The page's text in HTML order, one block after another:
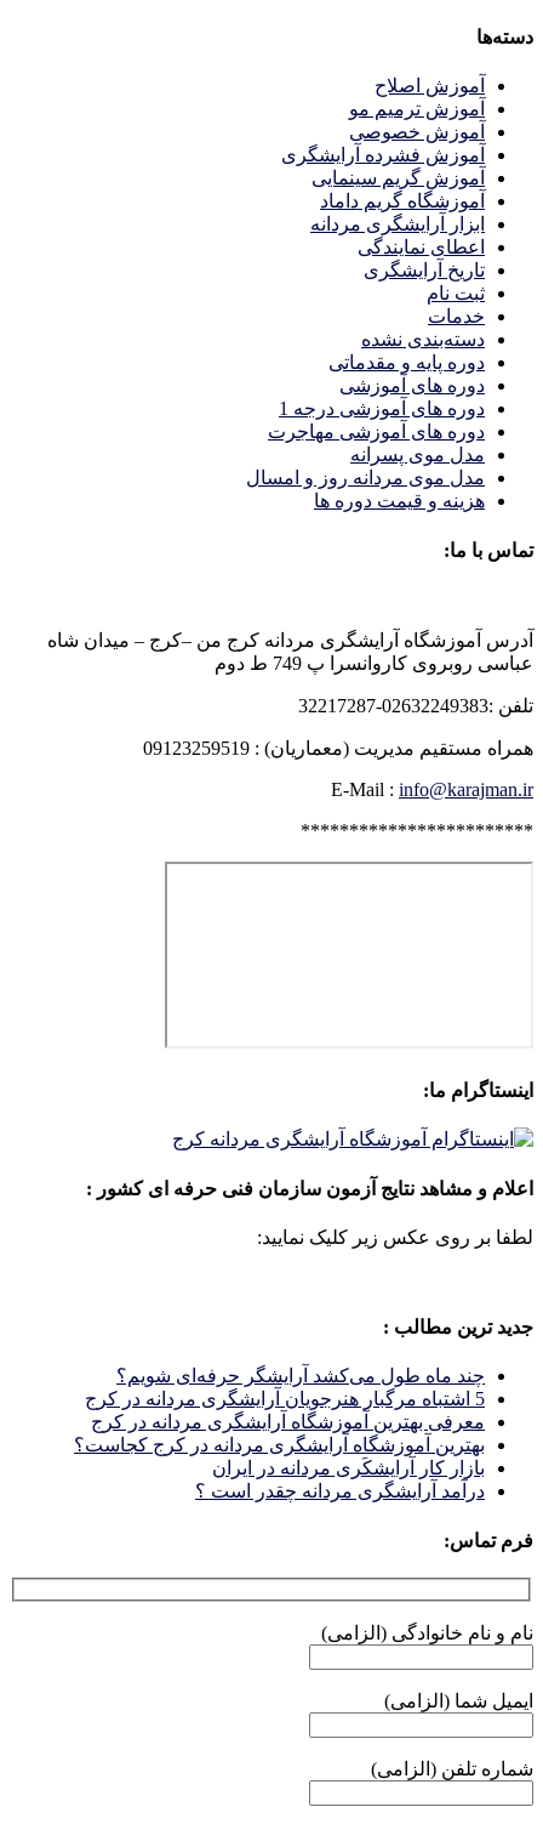
دسته‌ها
آموزش اصلاح
آموزش ترمیم مو
آموزش خصوصی
آموزش فشرده آرایشگری
آموزش گریم سینمایی
آموزشگاه گریم داماد
ابزار آرایشگری مردانه
اعطای نمایندگی
تاریخ آرایشگری
ثبت نام
خدمات
دسته‌بندی نشده
دوره پایه و مقدماتی
دوره های آموزشی
دوره های آموزشی درجه 1
دوره های آموزشی مهاجرت
مدل موی پسرانه
مدل موی مردانه روز و امسال
هزینه و قیمت دوره ها
تماس با ما:
آدرس آموزشگاه آرایشگری مردانه کرج من –کرج – میدان شاه
عباسی روبروی کاروانسرا پ 749 ط دوم
تلفن :02632249383-32217287
همراه مستقیم مدیریت (معماریان) : 09123259519
E-Mail : info@karajman.ir
************************
اینستاگرام ما:
اعلام و مشاهد نتایج آزمون سازمان فنی حرفه ای کشور :
لطفا بر روی عکس زیر کلیک نمایید:
جدید ترین مطالب :
چند ماه طول می‌کشد آرایشگر حرفه‌ای شویم؟
5 اشتباه مرگبار هنرجویان آرایشگری مردانه در کرج
معرفی بهترین آموزشگاه آرایشگری مردانه در کرج
بهترین آموزشگاه آرایشگری مردانه در کرج کجاست؟
بازار كار آرايشكَرى مردانه در ايران
درآمد آرایشگری مردانه چقدر است ؟
فرم تماس:
نام و نام خانوادگی (الزامی)
ایمیل شما (الزامی)
شماره تلفن (الزامی)